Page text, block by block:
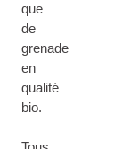
que
de
grenade
en
qualité
bio.